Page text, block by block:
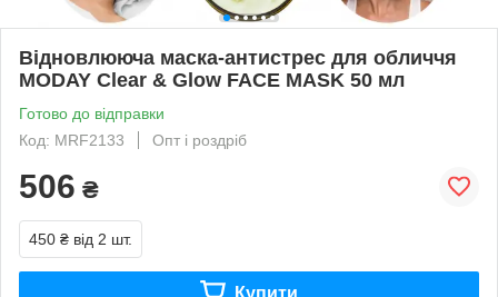
Відновлююча маска-антистрес для обличчя
MODAY Clear & Glow FACE MASK 50 мл
Готово до відправки
Код: MRF2133
Опт і роздріб
506 ₴
450 ₴ від 2 шт.
Купити